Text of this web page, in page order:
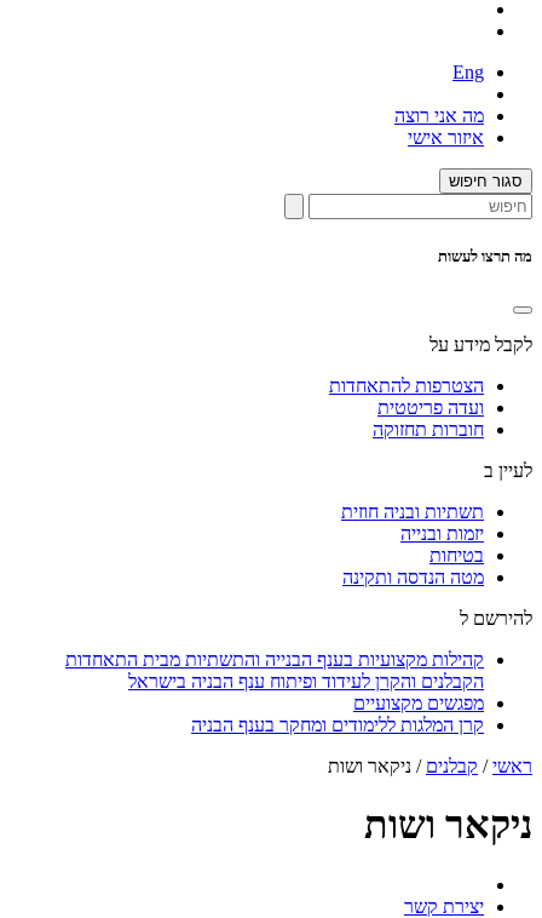
Eng
מה אני רוצה
איזור אישי
סגור חיפוש
מה תרצו לעשות
לקבל מידע על
הצטרפות להתאחדות
ועדה פריטטית
חוברות תחזוקה
לעיין ב
תשתיות ובניה חוזית
יזמות ובנייה
בטיחות
מטה הנדסה ותקינה
להירשם ל
קהילות מקצועיות בענף הבנייה והתשתיות מבית התאחדות
הקבלנים והקרן לעידוד ופיתוח ענף הבניה בישראל
מפגשים מקצועיים
קרן המלגות ללימודים ומחקר בענף הבניה
ראשי/ קבלנים / ניקאר ושות
ניקאר ושות
יצירת קשר